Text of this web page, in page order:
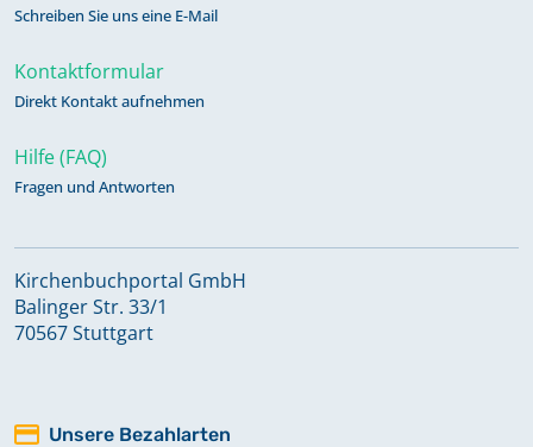
Schreiben Sie uns eine E-Mail
Kontaktformular
Direkt Kontakt aufnehmen
Hilfe (FAQ)
Fragen und Antworten
Kirchenbuchportal GmbH
Balinger Str. 33/1
70567 Stuttgart
Unsere Bezahlarten